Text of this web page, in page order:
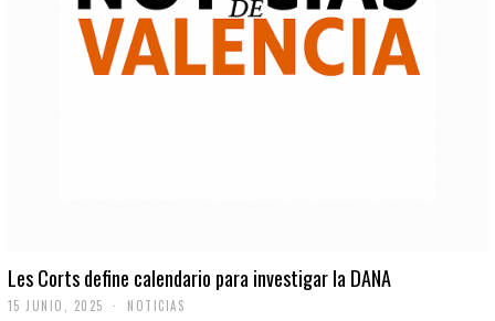
Les Corts define calendario para investigar la DANA
15 JUNIO, 2025 NOTICIAS